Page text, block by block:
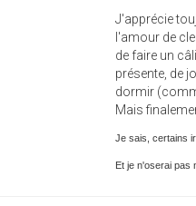
J'apprécie
l'amour de
de faire un
présente, de
dormir
Mais
Je sais, certains
Et je n'oserai pas